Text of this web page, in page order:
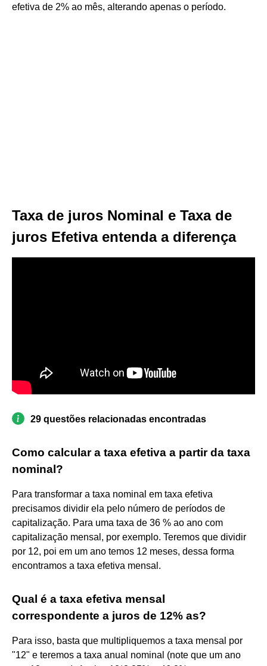
efetiva de 2% ao mês, alterando apenas o período.
Taxa de juros Nominal e Taxa de
juros Efetiva entenda a diferença
29 questões relacionadas encontradas
Como calcular a taxa efetiva a partir da taxa
nominal?
Para transformar a taxa nominal em taxa efetiva
precisamos dividir ela pelo número de períodos de
capitalização. Para uma taxa de 36 % ao ano com
capitalização mensal, por exemplo. Teremos que dividir
por 12, poi em um ano temos 12 meses, dessa forma
encontramos a taxa efetiva mensal.
Qual é a taxa efetiva mensal
correspondente a juros de 12% as?
Para isso, basta que multipliquemos a taxa mensal por
"12" e teremos a taxa anual nominal (note que um ano